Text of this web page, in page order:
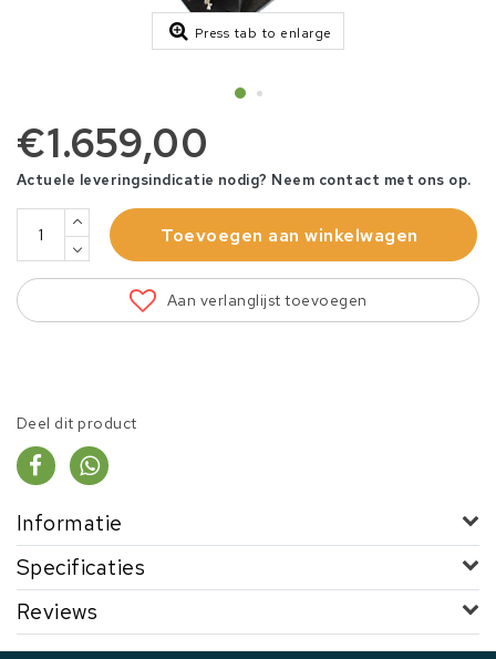
Press tab to enlarge
€1.659,00
Actuele leveringsindicatie nodig? Neem contact met ons op.
Toevoegen aan winkelwagen
Aan verlanglijst toevoegen
Deel dit product
Informatie
Specificaties
Reviews